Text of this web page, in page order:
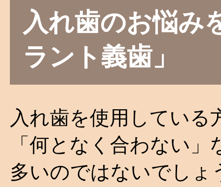
入れ歯のお悩み
ラント義歯」
入れ歯を使用してい
「何となく合わない
多いのではないでしょ